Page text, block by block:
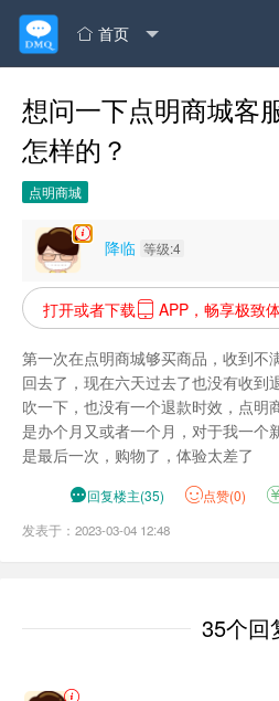
 首页
想问一下点明商城客
怎样的？
点明商城
降临 等级:4
打开或者下载 APP，畅享极致
第一次在点明商城够买商品，收到不
回去了，现在六天过去了也没有收到
吹一下，也没有一个退款时效，点明
是办个月又或者一个月，对于我一个
是最后一次，购物了，体验太差了
回复楼主(35) 点赞(0)
发表于：2023-03-04 12:48
35个回